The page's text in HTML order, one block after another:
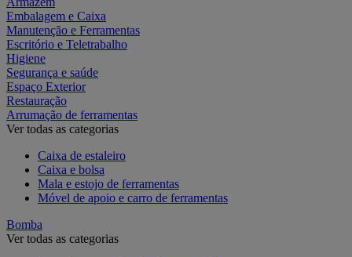
Embalagem e Caixa
Manutenção e Ferramentas
Escritório e Teletrabalho
Higiene
Segurança e saúde
Espaço Exterior
Restauração
Arrumação de ferramentas
Ver todas as categorias
Caixa de estaleiro
Caixa e bolsa
Mala e estojo de ferramentas
Móvel de apoio e carro de ferramentas
Bomba
Ver todas as categorias